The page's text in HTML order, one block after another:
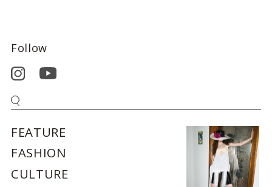
Follow
FEATURE
FASHION
CULTURE